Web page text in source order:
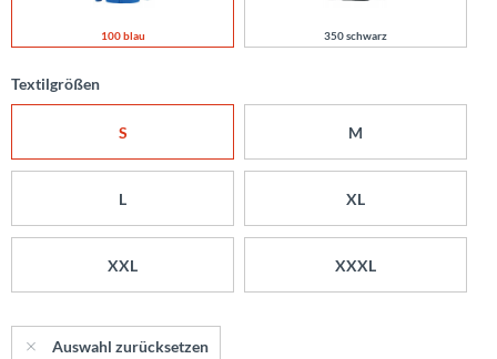
100 blau 350 schwarz
Textilgrößen
S M
L XL
XXL XXXL
Auswahl zurücksetzen